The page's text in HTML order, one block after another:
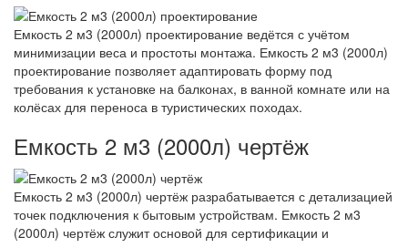
Емкость 2 м3 (2000л) проектирование ведётся с учётом
минимизации веса и простоты монтажа. Емкость 2 м3 (2000л)
проектирование позволяет адаптировать форму под
требования к установке на балконах, в ванной комнате или на
колёсах для переноса в туристических походах.
Емкость 2 м3 (2000л) чертёж
Емкость 2 м3 (2000л) чертёж разрабатывается с детализацией
точек подключения к бытовым устройствам. Емкость 2 м3
(2000л) чертёж служит основой для сертификации и